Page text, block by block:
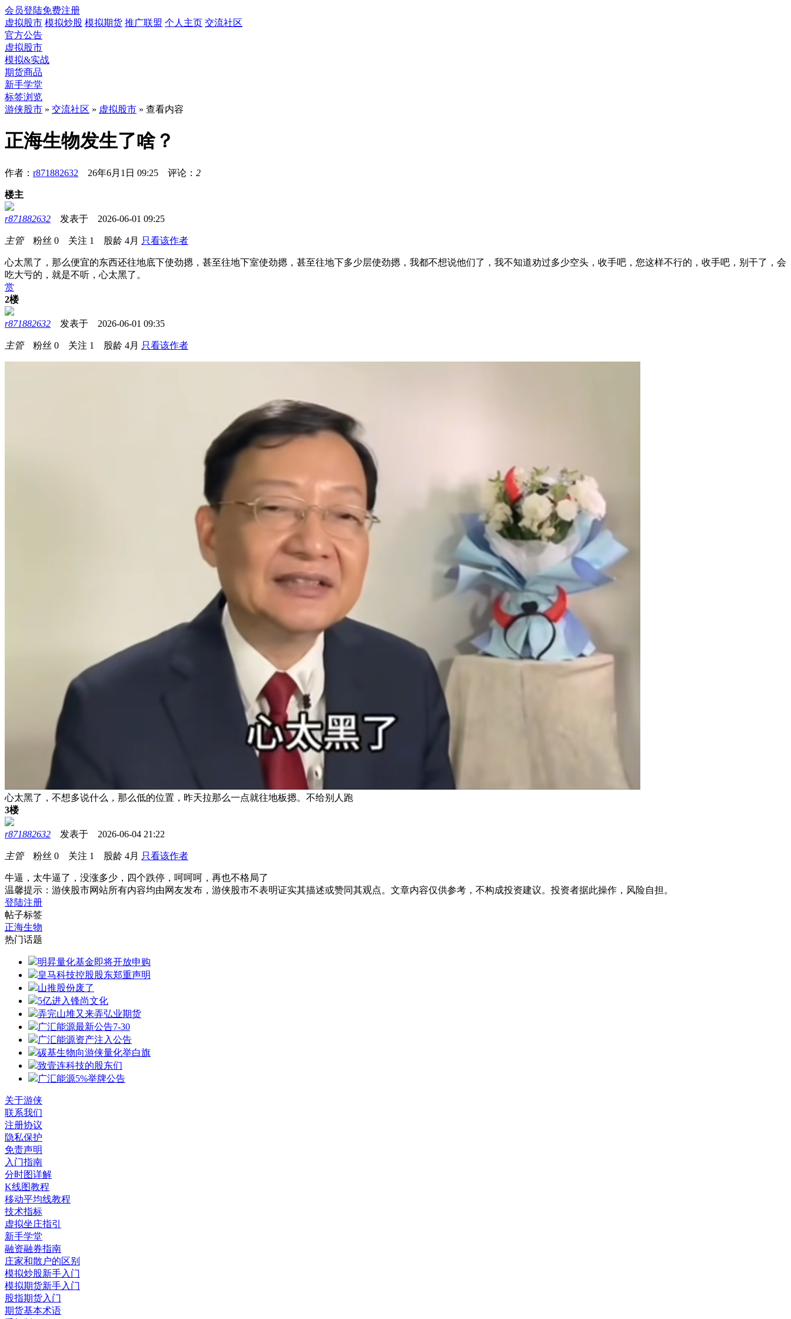
会员登陆免费注册
虚拟股市 模拟炒股 模拟期货 推广联盟 个人主页 交流社区
官方公告
虚拟股市
模拟&实战
期货商品
新手学堂
标签浏览
游侠股市 » 交流社区 » 虚拟股市 » 查看内容
正海生物发生了啥？
作者： r871882632 26年6月1日 09:25 评论： 2
楼主
r871882632 发表于 2026-06-01 09:25
主管粉丝 0 关注 1 股龄 4月 只看该作者
心太黑了，那么便宜的东西还往地底下使劲摁，甚至往地下室使劲摁，甚至往地下多少层使劲摁，我都不想说他们了，我不知道劝过多少空头，收手吧，您这样不行的，收手吧，别干了，会
吃大亏的，就是不听，心太黑了。
赏
2楼
r871882632 发表于 2026-06-01 09:35
主管粉丝 0 关注 1 股龄 4月 只看该作者
心太黑了，不想多说什么，那么低的位置，昨天拉那么一点就往地板摁。不给别人跑
3楼
r871882632 发表于 2026-06-04 21:22
主管粉丝 0 关注 1 股龄 4月 只看该作者
牛逼，太牛逼了，没涨多少，四个跌停，呵呵呵，再也不格局了
温馨提示：游侠股市网站所有内容均由网友发布，游侠股市不表明证实其描述或赞同其观点。文章内容仅供参考，不构成投资建议。投资者据此操作，风险自担。
登陆注册
帖子标签
正海生物
热门话题
明昇量化基金即将开放申购
皇马科技控股股东郑重声明
山推股份废了
5亿进入锋尚文化
弄完山堆又来弄弘业期货
广汇能源最新公告7-30
广汇能源资产注入公告
碳基生物向游侠量化举白旗
致壹连科技的股东们
广汇能源5%举牌公告
关于游侠
联系我们
注册协议
隐私保护
免责声明
入门指南
分时图详解
K线图教程
移动平均线教程
技术指标
虚拟坐庄指引
新手学堂
融资融券指南
庄家和散户的区别
模拟炒股新手入门
模拟期货新手入门
股指期货入门
期货基本术语